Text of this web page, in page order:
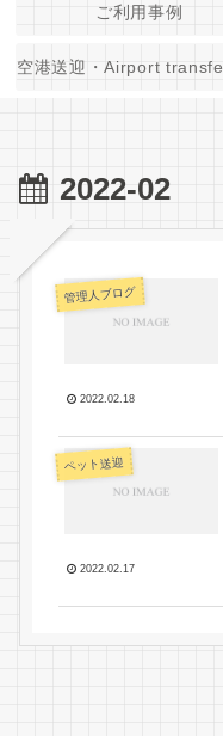
ご利用事例
2022-02
管理人ブログ
2022.02.18
ペット送迎
2022.02.17